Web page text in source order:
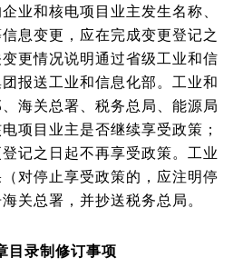
业和核电项目业主发生名称、
息变更，应在完成变更登记之
更情况说明通过省级工业和信
报送工业和信息化部。工业和
海关总署、税务总局、能源局
项目业主是否继续享受政策；
记之日起不再享受政策。工业
对停止享受政策的，应注明停
关总署，并抄送税务总局。
目录制修订事项